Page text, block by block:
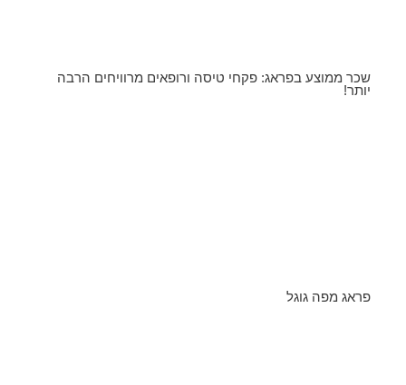
שכר ממוצע בפראג: פקחי טיסה ורופאים מרוויחים הרבה
יותר!
פראג מפה גוגל